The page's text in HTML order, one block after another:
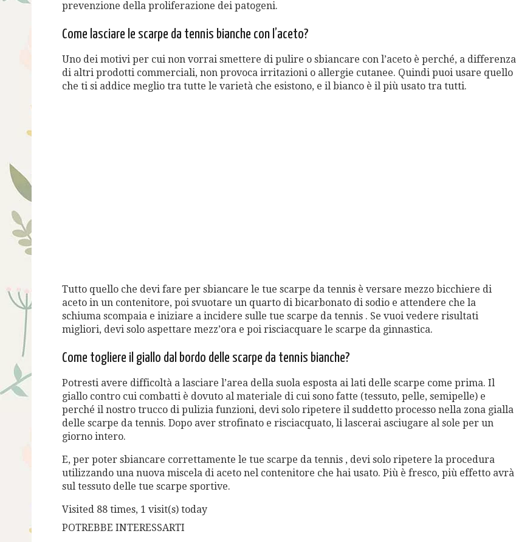
prevenzione della proliferazione dei patogeni.
Come lasciare le scarpe da tennis bianche con l’aceto?
Uno dei motivi per cui non vorrai smettere di pulire o sbiancare con l’aceto è perché, a differenza
di altri prodotti commerciali, non provoca irritazioni o allergie cutanee. Quindi puoi usare quello
che ti si addice meglio tra tutte le varietà che esistono, e il bianco è il più usato tra tutti.
Tutto quello che devi fare per sbiancare le tue scarpe da tennis è versare mezzo bicchiere di
aceto in un contenitore, poi svuotare un quarto di bicarbonato di sodio e attendere che la
schiuma scompaia e iniziare a incidere sulle tue scarpe da tennis . Se vuoi vedere risultati
migliori, devi solo aspettare mezz’ora e poi risciacquare le scarpe da ginnastica.
Come togliere il giallo dal bordo delle scarpe da tennis bianche?
Potresti avere difficoltà a lasciare l’area della suola esposta ai lati delle scarpe come prima. Il
giallo contro cui combatti è dovuto al materiale di cui sono fatte (tessuto, pelle, semipelle) e
perché il nostro trucco di pulizia funzioni, devi solo ripetere il suddetto processo nella zona gialla
delle scarpe da tennis. Dopo aver strofinato e risciacquato, li lascerai asciugare al sole per un
giorno intero.
E, per poter sbiancare correttamente le tue scarpe da tennis , devi solo ripetere la procedura
utilizzando una nuova miscela di aceto nel contenitore che hai usato. Più è fresco, più effetto avrà
sul tessuto delle tue scarpe sportive.
Visited 88 times, 1 visit(s) today
POTREBBE INTERESSARTI